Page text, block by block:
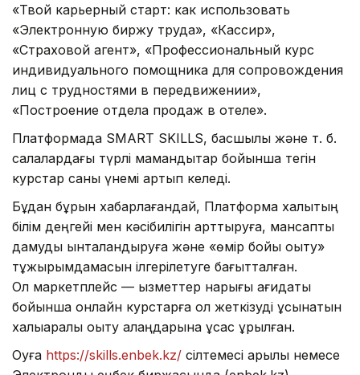
«Твой карьерный старт: как использовать
«Электронную биржу труда», «Кассир»,
«Страховой агент», «Профессиональный курс
индивидуального помощника для сопровождения
лиц с трудностями в передвижении»,
«Построение отдела продаж в отеле».
Платформада SMART SKILLS, басшылық және т. б.
салалардағы түрлі мамандықтар бойынша тегін
курстар саны үнемі артып келеді.
Бұдан бұрын хабарлағандай, Платформа халықтың
білім деңгейі мен кәсібилігін арттыруға, мансаптық
дамуды ынталандыруға және «өмір бойы оқыту»
тұжырымдамасын ілгерілетуге бағытталған.
Ол маркетплейс — қызметтер нарығы қағидаты
бойынша онлайн курстарға қол жеткізуді ұсынатын
халықаралық оқыту алаңдарына ұқсас құрылған.
Оқуға https://skills.enbek.kz/ сілтемесі арқылы немесе